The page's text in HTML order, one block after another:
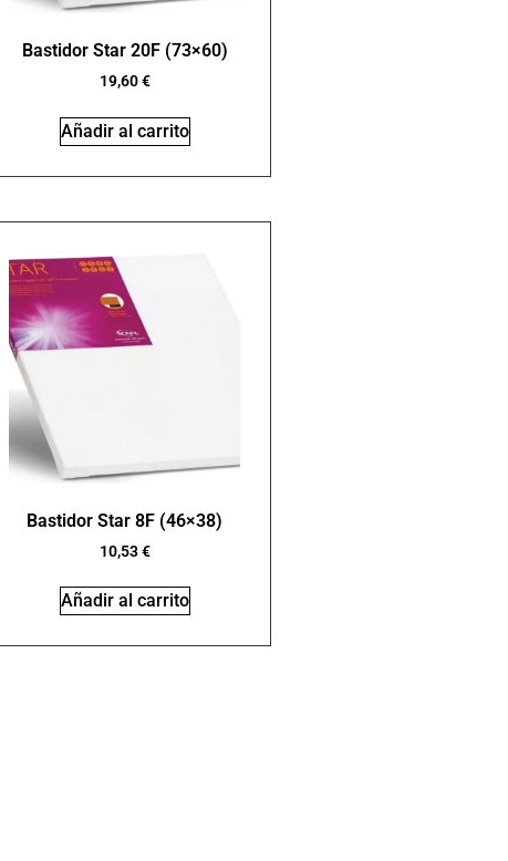
Bastidor Star 20F (73×60)
19,60€
Añadir al carrito
Bastidor Star 8F (46×38)
10,53€
Añadir al carrito